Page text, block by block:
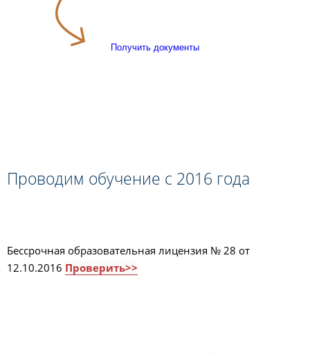
Получить документы
Проводим обучение с 2016 года
Бессрочная образовательная лицензия № 28 от
12.10.2016 Проверить>>